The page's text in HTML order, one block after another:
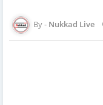
Nukkad Live